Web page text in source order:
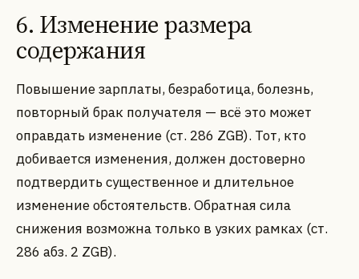
6. Изменение размера
содержания
Повышение зарплаты, безработица, болезнь,
повторный брак получателя — всё это может
оправдать изменение (ст. 286 ZGB). Тот, кто
добивается изменения, должен достоверно
подтвердить существенное и длительное
изменение обстоятельств. Обратная сила
снижения возможна только в узких рамках (ст.
286 абз. 2 ZGB).